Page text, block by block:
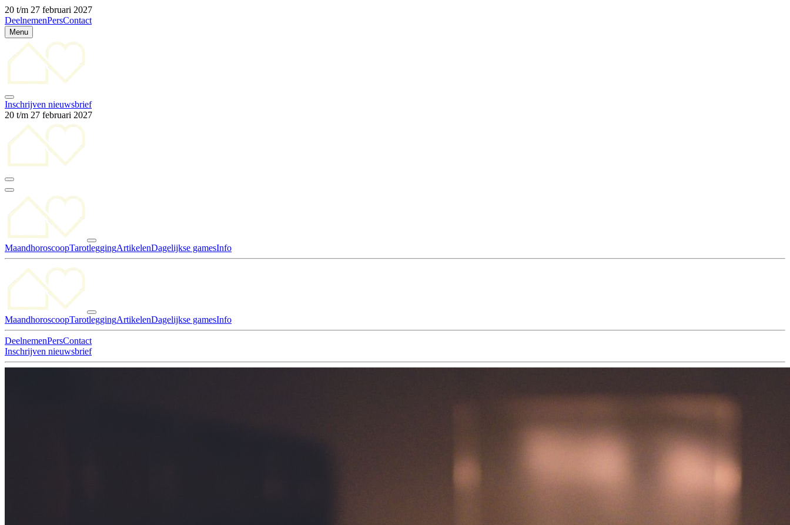
20 t/m 27 februari 2027
DeelnemenPersContact
Menu
Inschrijven nieuwsbrief
20 t/m 27 februari 2027
MaandhoroscoopTarotleggingArtikelenDagelijkse gamesInfo
MaandhoroscoopTarotleggingArtikelenDagelijkse gamesInfo
DeelnemenPersContact
Inschrijven nieuwsbrief